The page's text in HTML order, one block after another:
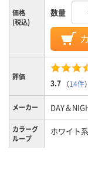
価格
(税込)
数量
評価
3.7 （14件）
メーカー DAY＆
カラーグ
ループ
ホワイト系